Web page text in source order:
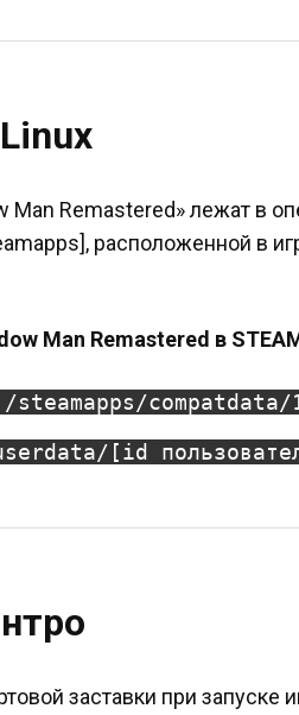
Man Remastered» лежат в
расположенной в
Man Remastered в
steamapps/
[id
заставки при запуске